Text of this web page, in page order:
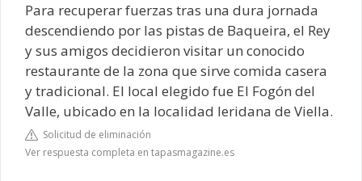
Para recuperar fuerzas tras una dura jornada
descendiendo por las pistas de Baqueira, el Rey
y sus amigos decidieron visitar un conocido
restaurante de la zona que sirve comida casera
y tradicional. El local elegido fue El Fogón del
Valle, ubicado en la localidad leridana de Viella.
Solicitud de eliminación
Ver respuesta completa en tapasmagazine.es